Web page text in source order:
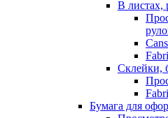
В листах,
Склейки,
Бумага для